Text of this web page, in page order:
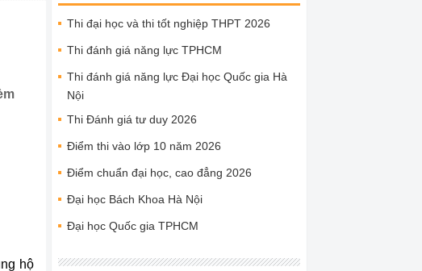
hộ
Thi đại học và thi tốt nghiệp THPT 2026
Thi đánh giá năng lực TPHCM
Thi đánh giá năng lực Đại học Quốc gia Hà
Nội
Thi Đánh giá tư duy 2026
Điểm thi vào lớp 10 năm 2026
Điểm chuẩn đại học, cao đẳng 2026
Đại học Bách Khoa Hà Nội
Đại học Quốc gia TPHCM